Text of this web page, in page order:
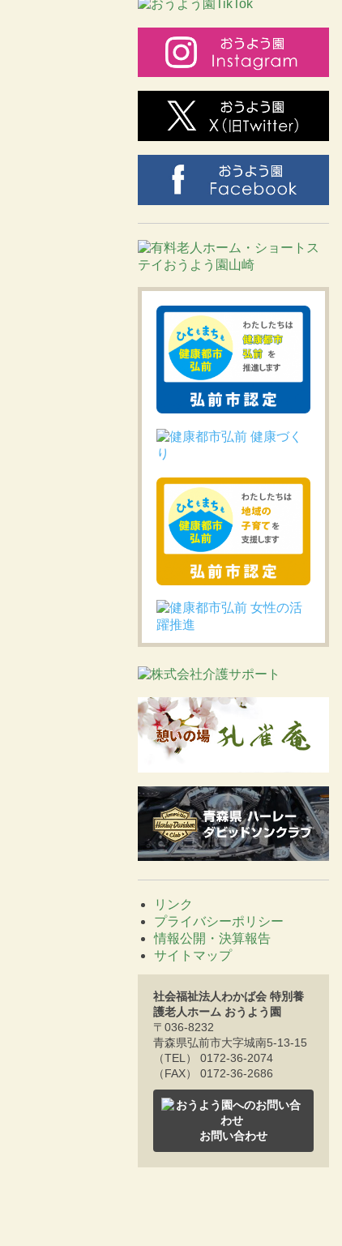
リンク
プライバシーポリシー
情報公開・決算報告
サイトマップ
社会福祉法人わかば会 特別養
護老人ホーム おうよう園
〒036-8232
青森県弘前市大字城南5-13-15
（TEL） 0172-36-2074
（FAX） 0172-36-2686
お問い合わせ